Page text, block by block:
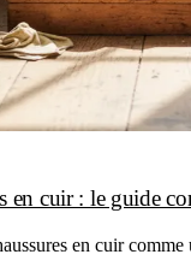
en cuir : le guide
en cuir